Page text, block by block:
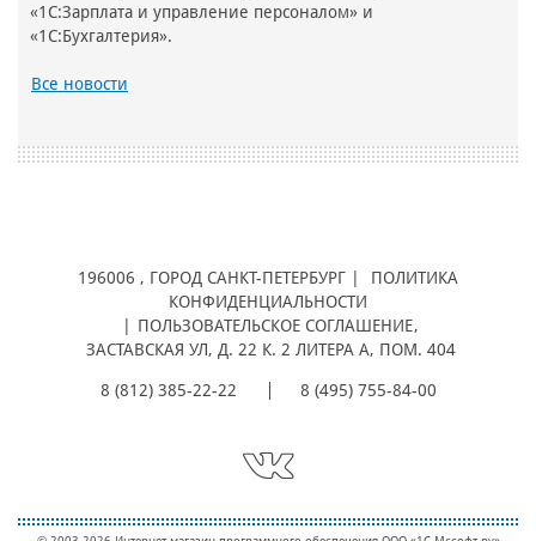
«1С:Зарплата и управление персоналом» и
«1С:Бухгалтерия».
Все новости
196006 , ГОРОД САНКТ-ПЕТЕРБУРГ |
ПОЛИТИКА
КОНФИДЕНЦИАЛЬНОСТИ
ПОЛЬЗОВАТЕЛЬСКОЕ СОГЛАШЕНИЕ,
ЗАСТАВСКАЯ УЛ, Д. 22 К. 2 ЛИТЕРА А, ПОМ. 404
8 (812) 385-22-22 8 (495) 755-84-00